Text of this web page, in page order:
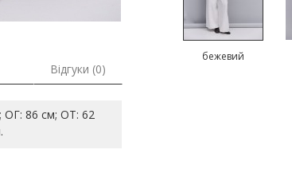
бежевий
Відгуки (0)
ОГ: 86 см; ОТ: 62